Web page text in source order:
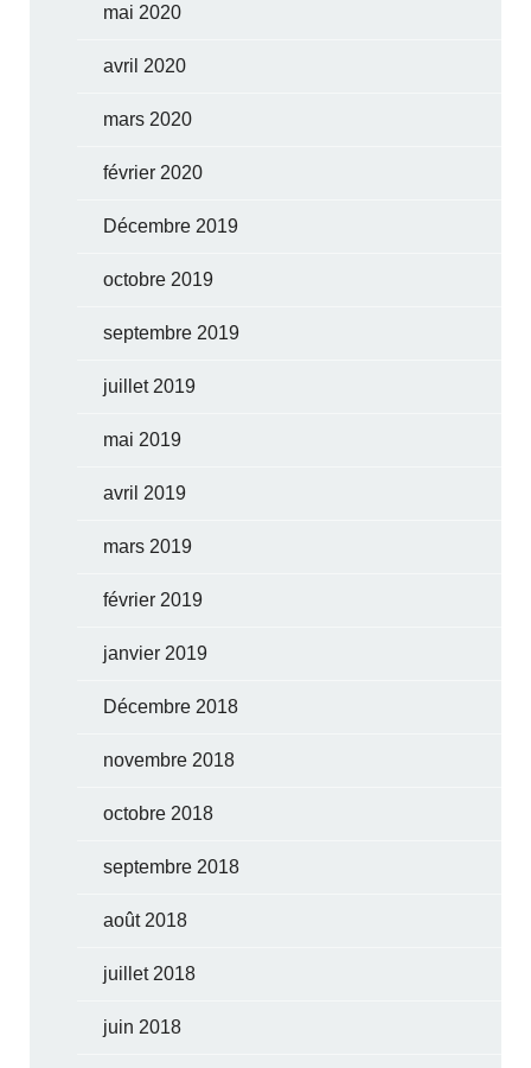
mai 2020
avril 2020
mars 2020
février 2020
Décembre 2019
octobre 2019
septembre 2019
juillet 2019
mai 2019
avril 2019
mars 2019
février 2019
janvier 2019
Décembre 2018
novembre 2018
octobre 2018
septembre 2018
août 2018
juillet 2018
juin 2018